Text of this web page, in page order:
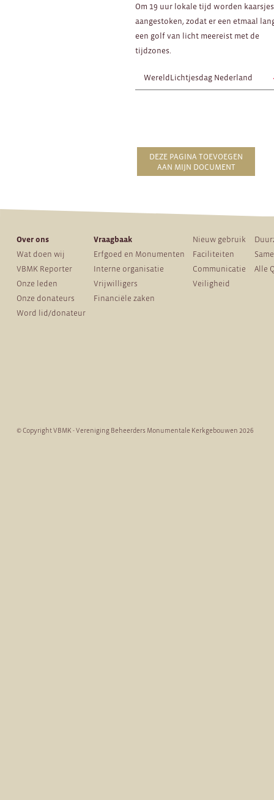
Om 19 uur lokale tijd worden kaarsjes
aangestoken, zodat er een etmaal
een golf van licht meereist met de
tijdzones.
WereldLichtjesdag Nederland
DEZE PAGINA TOEVOEGEN
AAN MIJN DOCUMENT
Over ons
Wat doen wij
VBMK Reporter
Onze leden
Onze donateurs
Word lid/donateur
Vraagbaak
Erfgoed en Monumenten
Interne organisatie
Vrijwilligers
Financiële zaken
Nieuw gebruik
Faciliteiten
Communicatie
Veiligheid
Alle
© Copyright VBMK - Vereniging Beheerders Monumentale Kerkgebouwen 2026